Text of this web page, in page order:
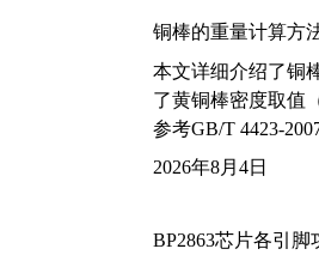
铜棒的重量计算方
本文详细介绍了铜
了黄铜棒密度取值
参考GB/T 4423-
2026年8月4日
BP2863芯片各引脚